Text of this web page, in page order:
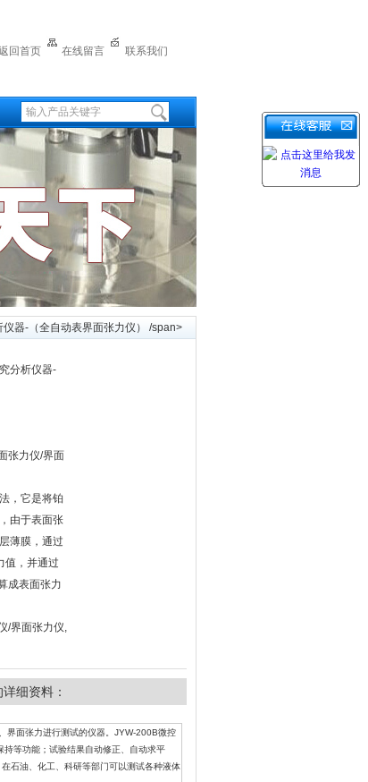
回首页 在线留言 联系我们
器-（全自动表界面张力仪） /span>
分析仪器-
张力仪/界面
，它是将铂
由于表面张
薄膜，通过
值，并通过
成表面张力
/界面张力仪,
详细资料：
界面张力进行测试的仪器。JYW-200B微控
等功能；试验结果自动修正、自动求平
石油、化工、科研等部门可以测试各种液体